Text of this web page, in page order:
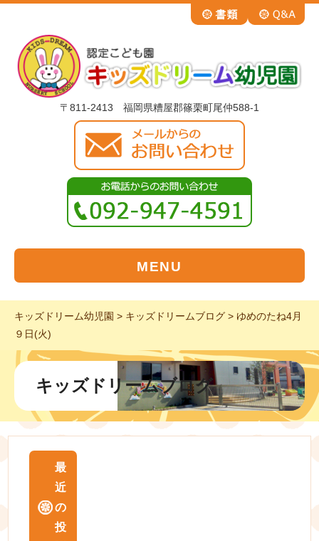
〒811-2413 福岡県糟屋郡篠栗町尾仲588-1
MENU
キッズドリーム幼児園 > キッズドリームブログ > ゆめのたね4月
９日(火)
キッズドリームブログ
最
近
の
投